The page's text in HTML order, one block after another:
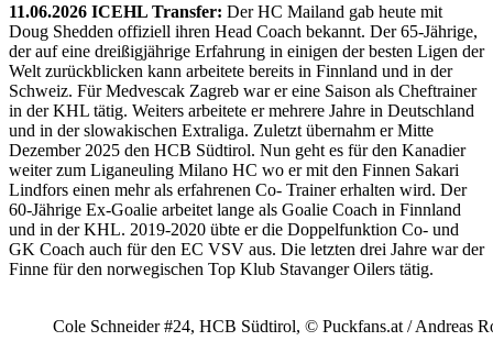
11.06.2026 ICEHL Transfer: Der HC Mailand gab heute mit
Doug Shedden offiziell ihren Head Coach bekannt. Der 65-Jährige,
der auf eine dreißigjährige Erfahrung in einigen der besten Ligen der
Welt zurückblicken kann arbeitete bereits in Finnland und in der
Schweiz. Für Medvescak Zagreb war er eine Saison als Cheftrainer
in der KHL tätig. Weiters arbeitete er mehrere Jahre in Deutschland
und in der slowakischen Extraliga. Zuletzt übernahm er Mitte
Dezember 2025 den HCB Südtirol. Nun geht es für den Kanadier
weiter zum Liganeuling Milano HC wo er mit den Finnen Sakari
Lindfors einen mehr als erfahrenen Co- Trainer erhalten wird. Der
60-Jährige Ex-Goalie arbeitet lange als Goalie Coach in Finnland
und in der KHL. 2019-2020 übte er die Doppelfunktion Co- und
GK Coach auch für den EC VSV aus. Die letzten drei Jahre war der
Finne für den norwegischen Top Klub Stavanger Oilers tätig.
Cole Schneider #24, HCB Südtirol, © Puckfans.at / Andreas